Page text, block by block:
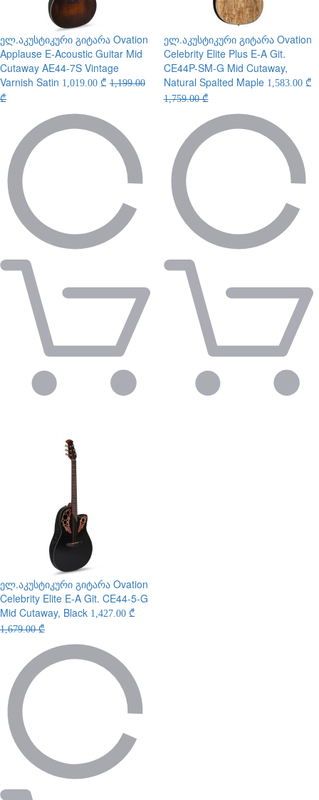
ელ.აკუსტიკური გიტარა Ovation
Applause E-Acoustic Guitar Mid
Cutaway AE44-7S Vintage
Varnish Satin 1,019.00 ₾ 1,199.00
₾
ელ.აკუსტიკური გიტარა Ovation
Celebrity Elite Plus E-A Git.
CE44P-SM-G Mid Cutaway,
Natural Spalted Maple 1,583.00 ₾
1,759.00 ₾
ელ.აკუსტიკური გიტარა Ovation
Celebrity Elite E-A Git. CE44-5-G
Mid Cutaway, Black 1,427.00 ₾
1,679.00 ₾